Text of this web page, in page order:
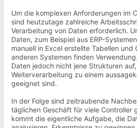
Um die komplexen Anforderungen im
sind heutzutage zahlreiche
Verarbeitung von Daten erforderlich.
Daten, zum Beispiel aus ERP-
manuell in Excel erstellte Tabellen und
anderen Systemen finden
Daten jedoch nicht jene Strukturen
Weiterverarbeitung zu einem
geeignet sind.
In der Folge sind zeitraubende
täglichen Geschäft für viele Controller
kommt die eigentliche Aufgabe, die